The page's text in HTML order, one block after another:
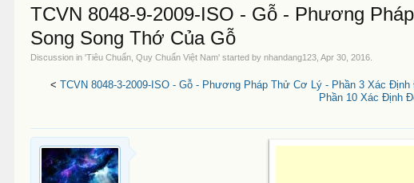
TCVN 8048-9-2009-ISO - Gỗ - Phương
Song Song Thớ Của Gỗ
Discussion in 'Tiêu Chuẩn, Quy Chuẩn Việt Nam' started bynhandang123 ,Apr 30, 2016
< TCVN 8048-3-2009-ISO - Gỗ - Phương Pháp Thử Cơ Lý - Phần 3 Xác
Phần 10 Xác Định